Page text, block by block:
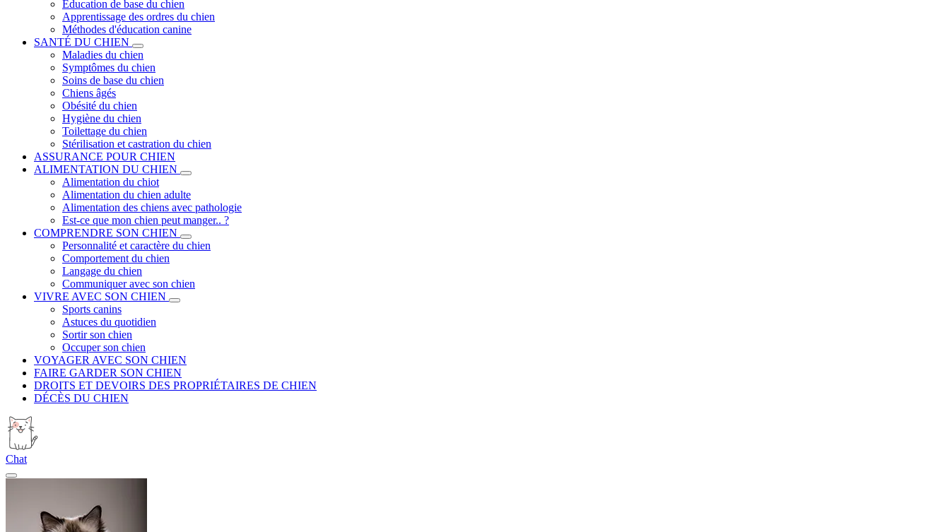
Education de base du chien
Apprentissage des ordres du chien
Méthodes d'éducation canine
SANTÉ DU CHIEN
Maladies du chien
Symptômes du chien
Soins de base du chien
Chiens âgés
Obésité du chien
Hygiène du chien
Toilettage du chien
Stérilisation et castration du chien
ASSURANCE POUR CHIEN
ALIMENTATION DU CHIEN
Alimentation du chiot
Alimentation du chien adulte
Alimentation des chiens avec pathologie
Est-ce que mon chien peut manger.. ?
COMPRENDRE SON CHIEN
Personnalité et caractère du chien
Comportement du chien
Langage du chien
Communiquer avec son chien
VIVRE AVEC SON CHIEN
Sports canins
Astuces du quotidien
Sortir son chien
Occuper son chien
VOYAGER AVEC SON CHIEN
FAIRE GARDER SON CHIEN
DROITS ET DEVOIRS DES PROPRIÉTAIRES DE CHIEN
DÉCÈS DU CHIEN
Chat